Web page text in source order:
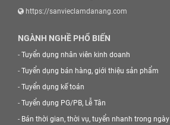
https://sanvieclamdanang.com
NGÀNH NGHỀ PHỔ BIẾN
- Tuyển dụng nhân viên kinh doanh
- Tuyển dụng bán hàng, giới thiệu sản phẩm
- Tuyển dụng kế toán
- Tuyển dụng PG/PB, Lễ Tân
- Bán thời gian, thời vụ, tuyển nhanh trong ngày